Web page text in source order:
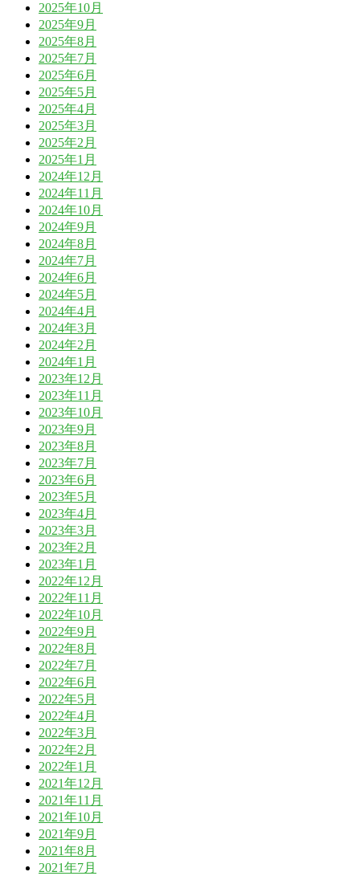
2025年10月
2025年9月
2025年8月
2025年7月
2025年6月
2025年5月
2025年4月
2025年3月
2025年2月
2025年1月
2024年12月
2024年11月
2024年10月
2024年9月
2024年8月
2024年7月
2024年6月
2024年5月
2024年4月
2024年3月
2024年2月
2024年1月
2023年12月
2023年11月
2023年10月
2023年9月
2023年8月
2023年7月
2023年6月
2023年5月
2023年4月
2023年3月
2023年2月
2023年1月
2022年12月
2022年11月
2022年10月
2022年9月
2022年8月
2022年7月
2022年6月
2022年5月
2022年4月
2022年3月
2022年2月
2022年1月
2021年12月
2021年11月
2021年10月
2021年9月
2021年8月
2021年7月